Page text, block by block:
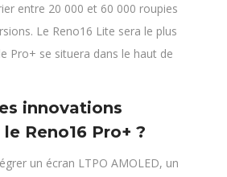
entre 20 000 et 60 000 roupies
Le Reno16 Lite sera le plus
Pro+ se situera dans le haut de
innovations
Reno16 Pro+ ?
un écran LTPO AMOLED, un